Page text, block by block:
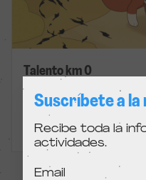
Talento km 0
Barcelona y Madrid
Suscríbete a
Recibe toda la
actividades.
Email